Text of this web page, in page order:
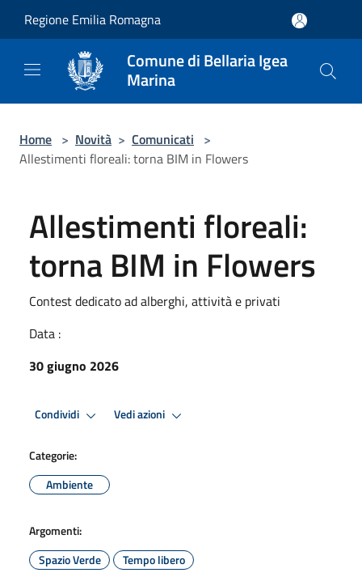
Regione Emilia Romagna
Comune di Bellaria Igea
Marina
Home > Novità > Comunicati >
Allestimenti floreali: torna BIM in Flowers
Allestimenti floreali:
torna BIM in Flowers
Contest dedicato ad alberghi, attività e privati
Data :
30 giugno 2026
Condividi Vedi azioni
Categorie:
Ambiente
Argomenti:
Spazio Verde
Tempo libero